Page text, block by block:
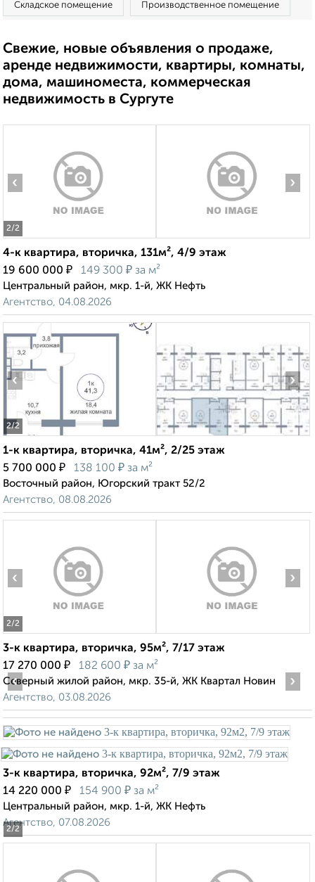
Складское помещение Производственное помещение
Свежие, новые объявления о продаже,
аренде недвижимости, квартиры, комнаты,
дома, машиноместа, коммерческая
недвижимость в Сургуте
2/2
‹ ›
4-к квартира, вторичка, 131м², 4/9 этаж
19 600 000 ₽ 149 300 ₽ за м²
Центральный район, мкр. 1-й, ЖК Нефть
Агентство, 04.08.2026
2/2
‹ ›
1-к квартира, вторичка, 41м², 2/25 этаж
5 700 000 ₽ 138 100 ₽ за м²
Восточный район, Югорский тракт 52/2
Агентство, 08.08.2026
2/2
‹ ›
3-к квартира, вторичка, 95м², 7/17 этаж
17 270 000 ₽ 182 600 ₽ за м²
Северный жилой район, мкр. 35-й, ЖК Квартал Новин
Агентство, 03.08.2026
2/2
‹ ›
3-к квартира, вторичка, 92м², 7/9 этаж
14 220 000 ₽ 154 900 ₽ за м²
Центральный район, мкр. 1-й, ЖК Нефть
Агентство, 07.08.2026